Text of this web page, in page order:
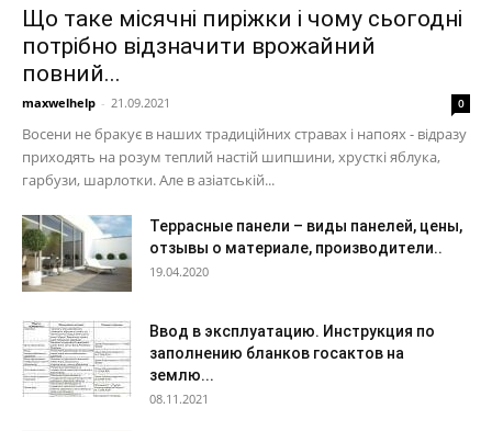
Що таке місячні пиріжки і чому сьогодні
потрібно відзначити врожайний
повний...
maxwelhelp - 21.09.2021 0
Восени не бракує в наших традиційних стравах і напоях - відразу
приходять на розум теплий настій шипшини, хрусткі яблука,
гарбузи, шарлотки. Але в азіатській...
Террасные панели – виды панелей, цены,
отзывы о материале, производители..
19.04.2020
Ввод в эксплуатацию. Инструкция по
заполнению бланков госактов на
землю...
08.11.2021